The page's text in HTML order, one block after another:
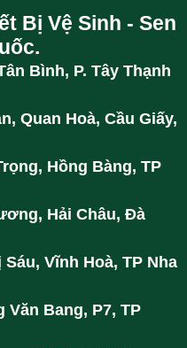
Bị Vệ Sinh - Sen
Bình, P. Tây Thạnh
Quan Hoà, Cầu Giấy,
Hồng Bàng, TP
Hải Châu, Đà
Vĩnh Hoà, TP Nha
Văn Bang, P7, TP